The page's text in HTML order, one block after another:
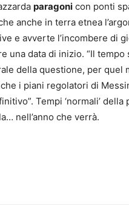
paragoni con ponti
anche in terra etnea
e avverte l’incombere di
una data di inizio. “Il tempo
della questione, per quel
i piani regolatori di
Tempi ‘normali’ della
nell’anno che verrà.